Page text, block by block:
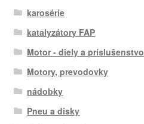
karosérie
katalyzátory FAP
Motor - diely a príslušenstvo
Motory, prevodovky
nádobky
Pneu a disky